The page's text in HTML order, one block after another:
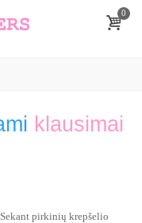
0
klausimai
pirkinių krepšelio